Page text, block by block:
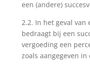
een (andere)
2.2. In het geval van
bedraagt bij een
vergoeding een
zoals aangegeven